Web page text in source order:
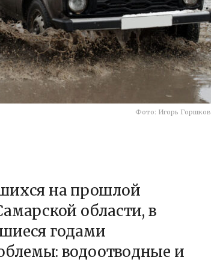
Фото: Игорь Горшков
на прошлой
области, в
годами
водоотводные и